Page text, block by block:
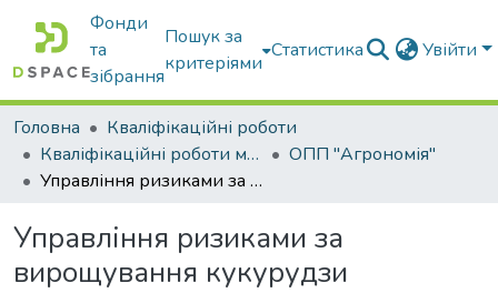
Фонди
та
зібрання
Пошук за
критеріями
Статистика Увійти
Головна
Кваліфікаційні роботи
Кваліфікаційні роботи магістрів
ОПП "Агрономія"
Управління ризиками за вирощування кукурудзи
Управління ризиками за
вирощування кукурудзи